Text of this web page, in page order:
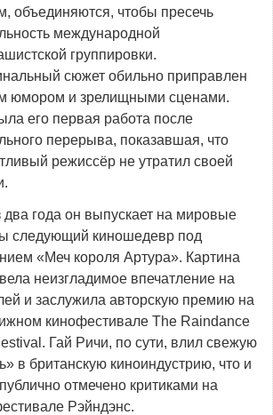
объединяются, чтобы пресечь
международной
группировки.
сюжет обильно приправлен
юмором и зрелищными сценами.
его первая работа после
перерыва, показавшая, что
режиссёр не утратил своей
два года он выпускает на мировые
следующий киношедевр под
«Меч короля Артура». Картина
неизгладимое впечатление на
и заслужила авторскую премию на
кинофестивале The Raindance
Гай Ричи, по сути, влил свежую
в британскую киноиндустрию, что и
отмечено критиками на
Рэйндэнс.